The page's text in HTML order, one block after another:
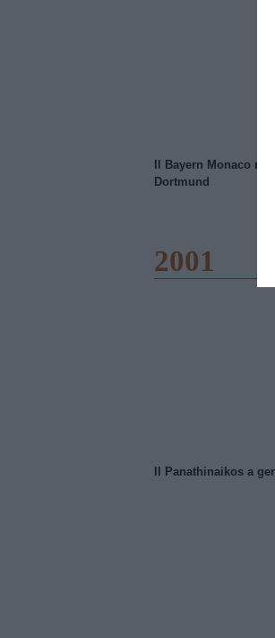
Il Bayern Monaco
Dortmund
2001
Il Panathinaikos a